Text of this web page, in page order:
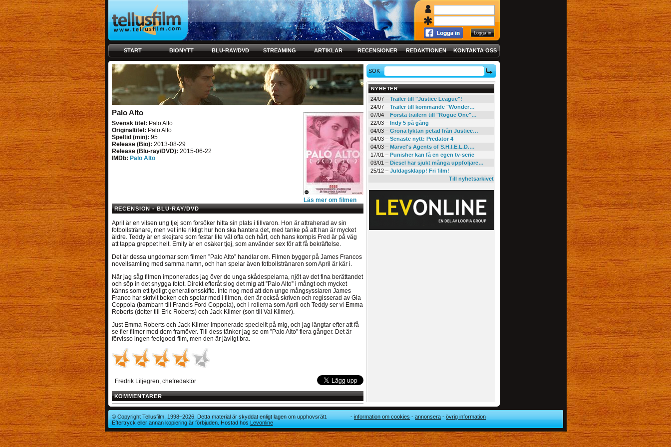
START BIONYTT BLU-RAY/DVD STREAMING ARTIKLAR RECENSIONER REDAKTIONEN KONTAKTA OSS
Palo Alto
Läs mer om filmen
Svensk titel: Palo Alto
Originaltitel: Palo Alto
Speltid (min): 95
Release (Bio): 2013-08-29
Release (Blu-ray/DVD): 2015-06-22
IMDb: Palo Alto
RECENSION - BLU-RAY/DVD
April är en vilsen ung tjej som försöker hitta sin plats i tillvaron. Hon är attraherad av sin
fotbollstränare, men vet inte riktigt hur hon ska hantera det, med tanke på att han är mycket
äldre. Teddy är en skejtare som festar lite väl ofta och hårt, och hans kompis Fred är på väg
att tappa greppet helt. Emily är en osäker tjej, som använder sex för att få bekräftelse.
Det är dessa ungdomar som filmen ”Palo Alto” handlar om. Filmen bygger på James Francos
novellsamling med samma namn, och han spelar även fotbollstränaren som April är kär i.
När jag såg filmen imponerades jag över de unga skådespelarna, njöt av det fina berättandet
och söp in det snygga fotot. Direkt efteråt slog det mig att ”Palo Alto” i mångt och mycket
känns som ett tydligt generationsskifte. Inte nog med att den unge mångsysslaren James
Franco har skrivit boken och spelar med i filmen, den är också skriven och regisserad av Gia
Coppola (barnbarn till Francis Ford Coppola), och i rollerna som April och Teddy ser vi Emma
Roberts (dotter till Eric Roberts) och Jack Kilmer (son till Val Kilmer).
Just Emma Roberts och Jack Kilmer imponerade speciellt på mig, och jag längtar efter att få
se fler filmer med dem framöver. Till dess tänker jag se om ”Palo Alto” flera gånger. Det är
förvisso ingen feelgood-film, men den är jävligt bra.
Fredrik Liljegren, chefredaktör
KOMMENTARER
SÖK
NYHETER
24/07 –Trailer till "Justice League"!
24/07 –Trailer till kommande "Wonder…
07/04 –Första trailern till "Rogue One"…
22/03 –Indy 5 på gång
04/03 –Gröna lyktan petad från Justice…
04/03 –Senaste nytt: Predator 4
04/03 –Marvel's Agents of S.H.I.E.L.D.…
17/01 –Punisher kan få en egen tv-serie
03/01 –Diesel har sjukt många uppföljare…
25/12 –Juldagsklapp! Fri film!
Till nyhetsarkivet
© Copyright Tellusfilm, 1998–2026. Detta material är skyddat enligt lagen om upphovsrätt.
Eftertryck eller annan kopiering är förbjuden. Hostad hosLevonline
information om cookies annonsera övrig information